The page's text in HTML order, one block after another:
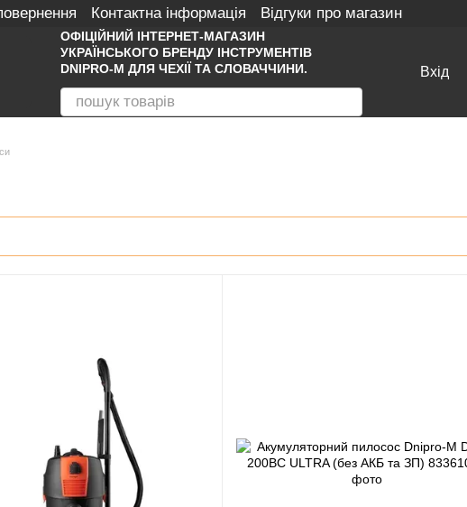
Контактна інформація Відгуки про магазин
ОФІЦІЙНИЙ ІНТЕРНЕТ-МАГАЗИН
УКРАЇНСЬКОГО БРЕНДУ ІНСТРУМЕНТІВ
DNIPRO-M ДЛЯ ЧЕХІЇ ТА СЛОВАЧЧИНИ.
Вхід